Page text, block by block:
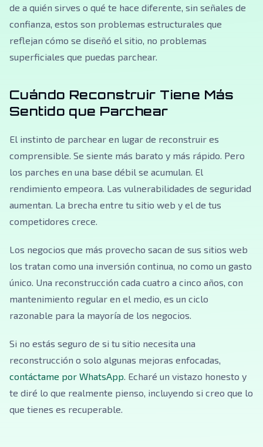
de a quién sirves o qué te hace diferente, sin señales de
confianza, estos son problemas estructurales que
reflejan cómo se diseñó el sitio, no problemas
superficiales que puedas parchear.
Cuándo Reconstruir Tiene Más
Sentido que Parchear
El instinto de parchear en lugar de reconstruir es
comprensible. Se siente más barato y más rápido. Pero
los parches en una base débil se acumulan. El
rendimiento empeora. Las vulnerabilidades de seguridad
aumentan. La brecha entre tu sitio web y el de tus
competidores crece.
Los negocios que más provecho sacan de sus sitios web
los tratan como una inversión continua, no como un gasto
único. Una reconstrucción cada cuatro a cinco años, con
mantenimiento regular en el medio, es un ciclo
razonable para la mayoría de los negocios.
Si no estás seguro de si tu sitio necesita una
reconstrucción o solo algunas mejoras enfocadas,
contáctame por WhatsApp. Echaré un vistazo honesto y
te diré lo que realmente pienso, incluyendo si creo que lo
que tienes es recuperable.